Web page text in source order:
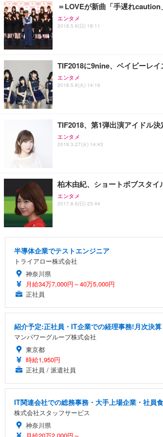
＝LOVEが新曲「手遅れ
エンタメ
2018.5.6(日) 18:11
TIF2018に9nine、ベイビーレ
エンタメ
2018.5.8(火) 14:16
TIF2018、第1弾出演アイドル
エンタメ
2018.3.27(火) 14:43
柏木由紀、ショートボブスタ
エンタメ
2017.8.6(日) 23:44
半導体企業でテストエンジニア
トライアロー株式会社
神奈川県
月給34万7,000円～40万5,000円
正社員
紹介予定:正社員・IT企業での経理事務!月次決算
マンパワーグループ株式会社
東京都
時給1,950円
正社員 / 派遣社員
IT関連会社での総務事務・大手上場企業・社員
株式会社スタッフサービス
神奈川県
月給20万2,000円～